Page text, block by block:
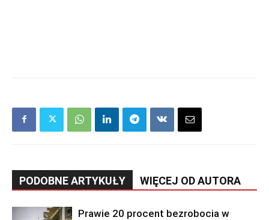
PODOBNE ARTYKUŁY WIĘCEJ OD AUTORA
Prawie 20 procent bezrobocia w